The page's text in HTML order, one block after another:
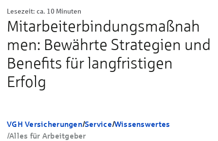
Lesezeit: ca. 10 Minuten
Mitarbeiterbindungsmaßnah
men: Bewährte Strategien und
Benefits für langfristigen
Erfolg
VGH Versicherungen/Service/Wissenswertes
/Alles für Arbeitgeber